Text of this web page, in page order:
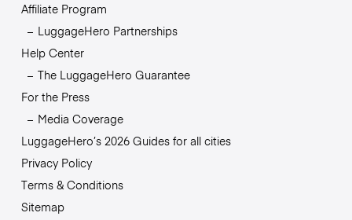
Affiliate Program
LuggageHero Partnerships
Help Center
The LuggageHero Guarantee
For the Press
Media Coverage
LuggageHero’s 2026 Guides for all cities
Privacy Policy
Terms & Conditions
Sitemap